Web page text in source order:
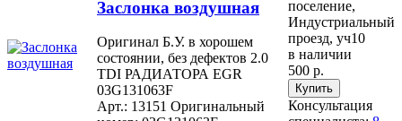
Заслонка воздушная
Оригинал Б.У. в хорошем
состоянии, без дефектов 2.0
TDI РАДИАТОРА EGR
03G131063F
Арт.: 13151 Оригинальный
поселение,
Индустриальный
проезд, уч10
в наличии
500 р.
Консультация